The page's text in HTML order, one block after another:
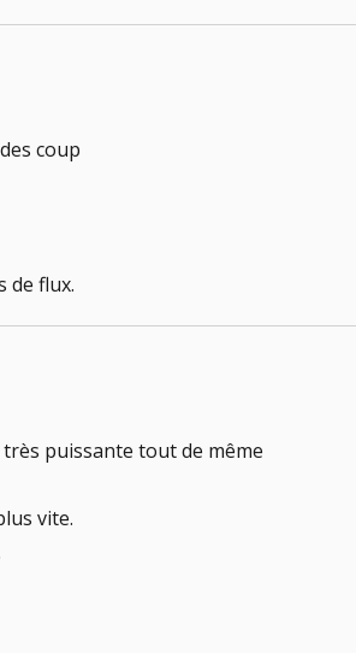
coup
de flux.
puissante tout de même
vite.